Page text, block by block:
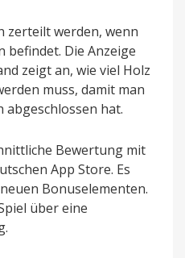
zerteilt werden, wenn
Die Anzeige
zeigt an, wie viel Holz
muss, damit man
abgeschlossen hat.
Bewertung mit
App Store. Es
Bonuselementen.
über eine